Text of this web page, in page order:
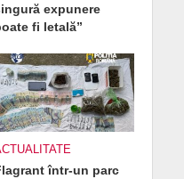
expunere
fi letală”
într-un parc